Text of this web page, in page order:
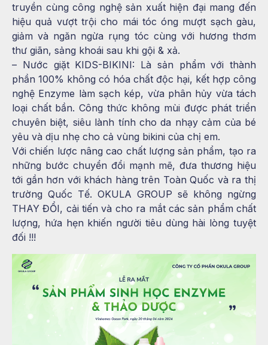
truyền cùng công nghệ sản xuất hiện đại mang đến
hiệu quả vượt trội cho mái tóc óng mượt sạch gàu,
giảm và ngăn ngừa rụng tóc cùng với hương thơm
thư giãn, sảng khoái sau khi gội & xả.
– Nước giặt KIDS-BIKINI: Là sản phẩm với thành
phần 100% không có hóa chất độc hại, kết hợp công
nghệ Enzyme làm sạch kép, vừa phân hủy vừa tách
loại chất bần. Công thức không mùi được phát triển
chuyên biệt, siêu lành tính cho da nhạy cảm của bé
yêu và dịu nhẹ cho cả vùng bikini của chị em.
Với chiến lược nâng cao chất lượng sản phẩm, tạo ra
những bước chuyển đổi mạnh mẽ, đưa thương hiệu
tới gần hơn với khách hàng trên Toàn Quốc và ra thị
trường Quốc Tế. OKULA GROUP sẽ không ngừng
THAY ĐỔI, cải tiến và cho ra mắt các sản phẩm chất
lượng, hứa hẹn khiến người tiêu dùng hài lòng tuyệt
đối !!!